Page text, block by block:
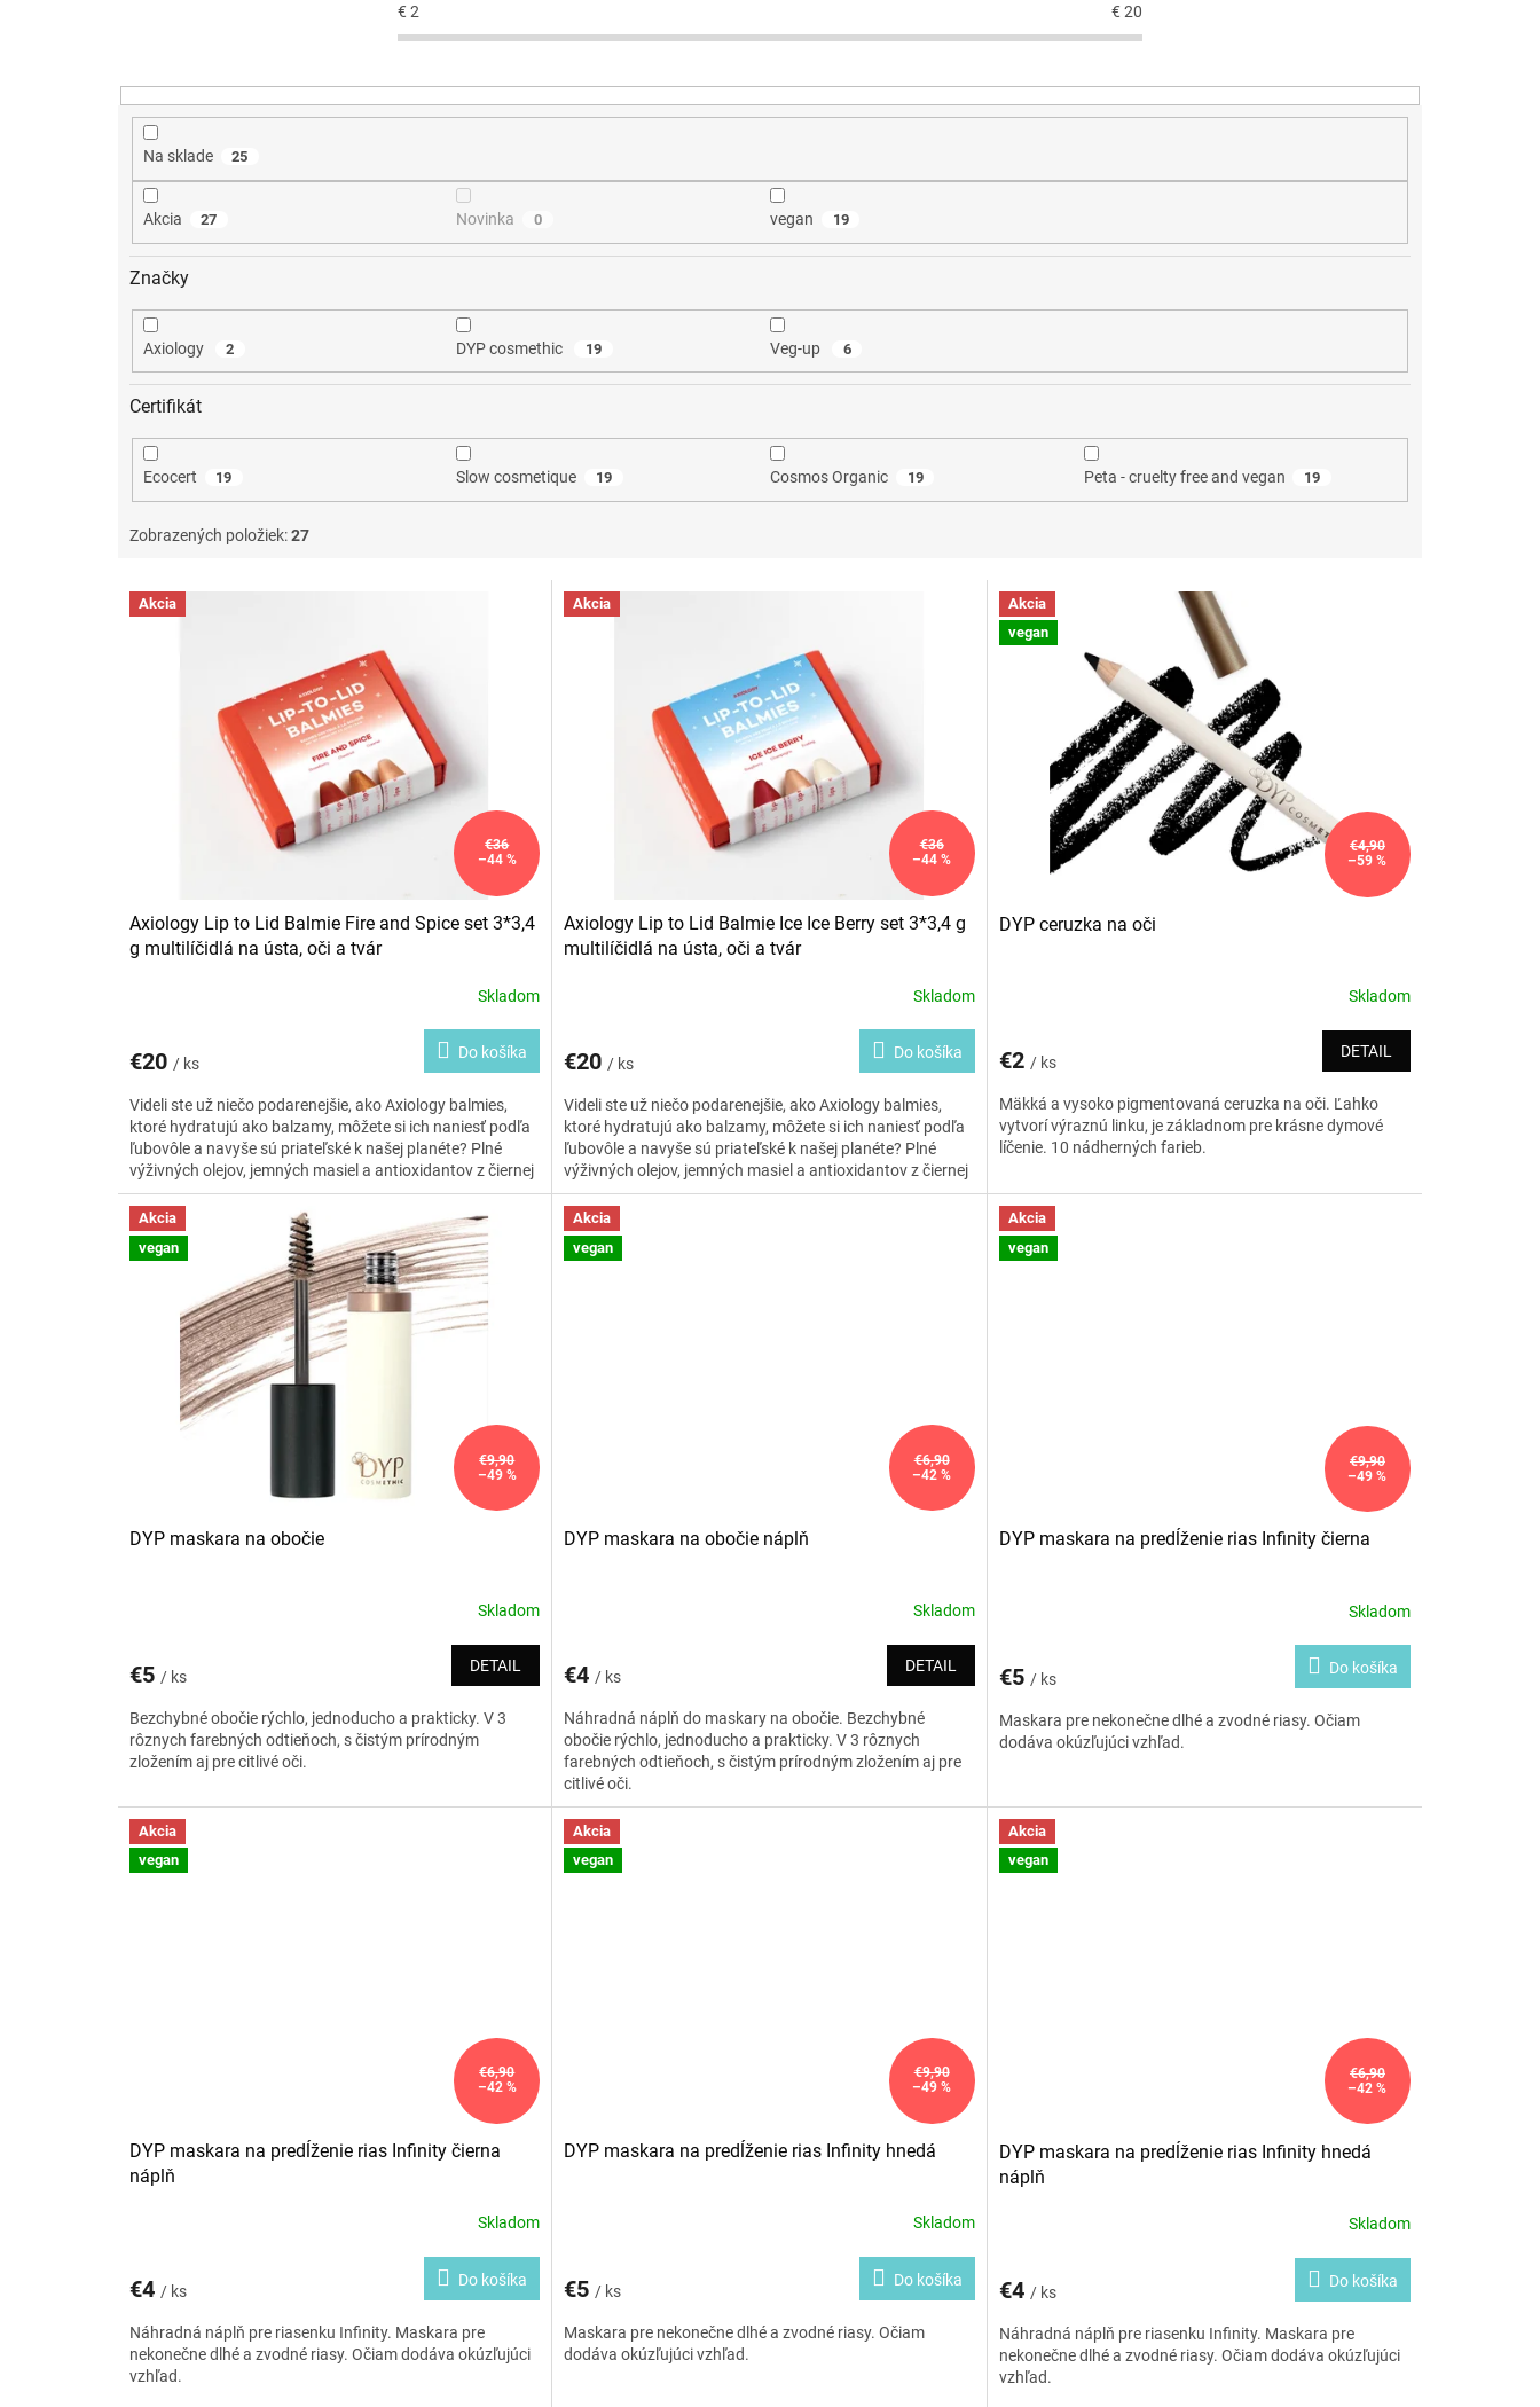
d
€ 2 € 20
Na sklade 25
Akcia 27 Novinka 0 vegan 19
Značky
Axiology 2 DYP cosmethic 19 Veg-up 6
Certifikát
Ecocert 19 Slow cosmetique 19 Cosmos Organic 19 Peta - cruelty free and vegan 19
Zobrazených položiek:27
V Akcia
€36
–44 %
Axiology Lip to Lid Balmie Fire and Spice set 3*3,4
g multilíčidlá na ústa, oči a tvár
Skladom
€20 / ks
Do košíka
Videli ste už niečo podarenejšie, ako Axiology balmies,
ktoré hydratujú ako balzamy, môžete si ich naniesť podľa
ľubovôle a navyše sú priateľské k našej planéte? Plné
výživných olejov, jemných masiel a antioxidantov z čiernej
bazy, konopného a slivkového oleja pre hydratáciu, výživu
a zdravie vašej pokožky. Sú 100% zero waste, keďže sú
zabalené len v papieri a krabičke, ktoré sú recyklovateľné.
Už žiadne plastové tuby, na aké ste zvyknuté. Zimná
edícia týchto obľúbených pasteliek je v odtieňoch jahoda,
gaštan a karamel. Sú s príjemným metalickým podtónom.
Budú ideálnym pomocníkom na rozžiarenie sychravých
zimných dní.
Akcia
€36
–44 %
Axiology Lip to Lid Balmie Ice Ice Berry set 3*3,4 g
multilíčidlá na ústa, oči a tvár
Skladom
€20/ ks
Do košíka
Videli ste už niečo podarenejšie, ako Axiology balmies,
ktoré hydratujú ako balzamy, môžete si ich naniesť podľa
ľubovôle a navyše sú priateľské k našej planéte? Plné
výživných olejov, jemných masiel a antioxidantov z čiernej
bazy, konopného a slivkového oleja pre hydratáciu, výživu
a zdravie vašej pokožky. Sú 100% zero waste, keďže sú
zabalené len v papieri a krabičke, ktoré sú recyklovateľné.
Už žiadne plastové tuby, na aké ste zvyknuté. Zimná
Akcia
vegan
€4,90
–59 %
DYP ceruzka na oči
Skladom
€2 / ks
DETAIL
Mäkká a vysoko pigmentovaná ceruzka na oči. Ľahko
vytvorí výraznú linku, je základnom pre krásne dymové
líčenie. 10 nádherných farieb.
Akcia
vegan
€9,90
–49 %
DYP maskara na obočie
Skladom
€5 / ks
DETAIL
Bezchybné obočie rýchlo, jednoducho a prakticky. V 3
rôznych farebných odtieňoch, s čistým prírodným
zložením aj pre citlivé oči.
Akcia
vegan
€6,90
–42 %
DYP maskara na obočie náplň
Skladom
€4 / ks
DETAIL
Náhradná náplň do maskary na obočie. Bezchybné
obočie rýchlo, jednoducho a prakticky. V 3 rôznych
farebných odtieňoch, s čistým prírodným zložením aj pre
citlivé oči.
Akcia
vegan
€9,90
–49 %
DYP maskara na predĺženie rias Infinity čierna
Skladom
€5 / ks
Do košíka
Maskara pre nekonečne dlhé a zvodné riasy. Očiam
dodáva okúzľujúci vzhľad.
Akcia
vegan
€6,90
–42 %
DYP maskara na predĺženie rias Infinity čierna
náplň
Skladom
€4 / ks
Do košíka
Náhradná náplň pre riasenku Infinity. Maskara pre
nekonečne dlhé a zvodné riasy. Očiam dodáva okúzľujúci
vzhľad.
Akcia
vegan
€9,90
–49 %
DYP maskara na predĺženie rias Infinity hnedá
Skladom
€5/ ks
Do košíka
Maskara pre nekonečne dlhé a zvodné riasy. Očiam
dodáva okúzľujúci vzhľad.
Akcia
vegan
€6,90
–42 %
DYP maskara na predĺženie rias Infinity hnedá
náplň
Skladom
€4 / ks
Do košíka
Náhradná náplň pre riasenku Infinity. Maskara pre
nekonečne dlhé a zvodné riasy. Očiam dodáva okúzľujúci
vzhľad.